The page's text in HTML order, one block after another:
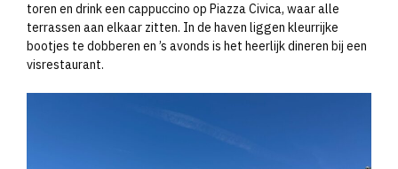
toren en drink een cappuccino op Piazza Civica, waar alle
terrassen aan elkaar zitten. In de haven liggen kleurrijke
bootjes te dobberen en ’s avonds is het heerlijk dineren bij een
visrestaurant.